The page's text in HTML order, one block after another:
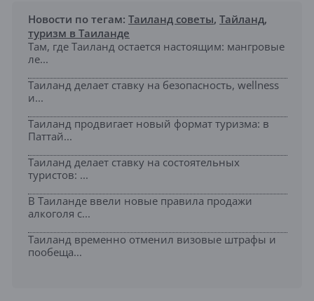
Новости по тегам: Таиланд советы, Тайланд,
туризм в Таиланде
Там, где Таиланд остается настоящим: мангровые
ле...
Таиланд делает ставку на безопасность, wellness
и...
Таиланд продвигает новый формат туризма: в
Паттай...
Таиланд делает ставку на состоятельных
туристов: ...
В Таиланде ввели новые правила продажи
алкоголя с...
Таиланд временно отменил визовые штрафы и
пообеща...